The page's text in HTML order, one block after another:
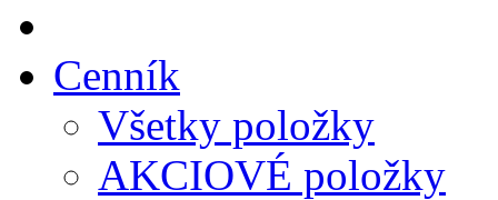
Cenník
Všetky položky
AKCIOVÉ položky